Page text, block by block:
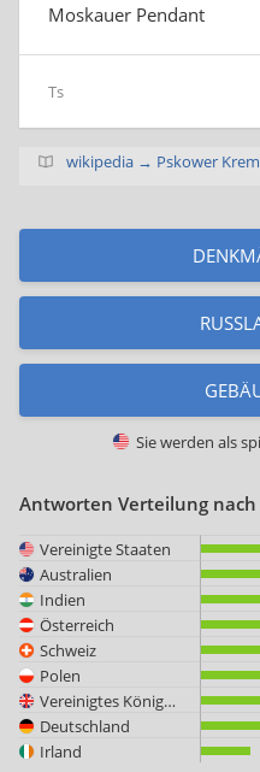
Moskauer Pendant
Ts
wikipedia → Pskower
Sie werden als
Antworten Verteilung nach
Vereinigte Staaten
Australien
Indien
Österreich
Schweiz
Polen
Vereinigtes Königreich
Deutschland
Irland